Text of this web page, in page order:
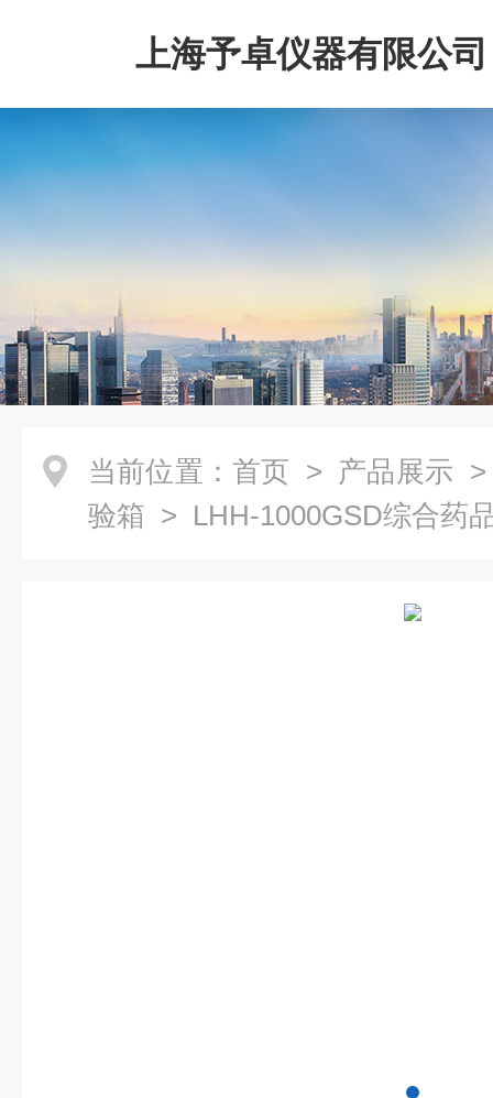
上海予卓仪器有限公司
当前位置： 首页 > 产品展示
验箱 > LHH-1000GSD综合药